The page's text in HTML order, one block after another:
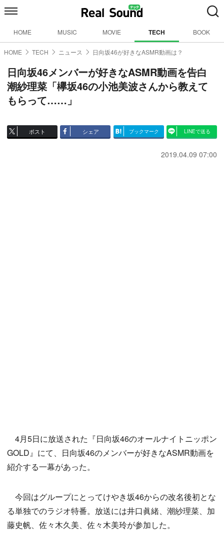
HOME MUSIC MOVIE TECH BOOK
HOME TECH ニュース 日向坂46が好きなASMR動画は？
日向坂46メンバーが好きなASMR動画を告白
潮紗理菜「欅坂46の小池美波さんから教えて
もらって……」
ポスト シェア ブックマーク LINEで送る
2019.04.09 07:00
4月5日に放送された『日向坂46のオールナイトニッポン
GOLD』にて、日向坂46のメンバーが好きなASMR動画を
紹介する一幕があった。
今回はグループにとってけやき坂46からの改名後初とな
る単独でのラジオ特番。放送には井口眞緒、潮紗理菜、加
藤史帆、佐々木久美、佐々木美玲が参加した。